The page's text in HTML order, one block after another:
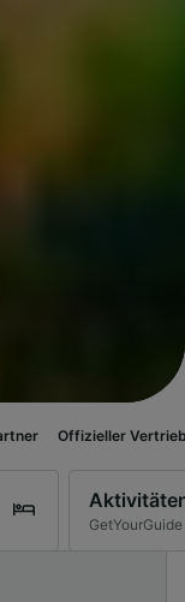
Vertriebspartner
GetYourGuide